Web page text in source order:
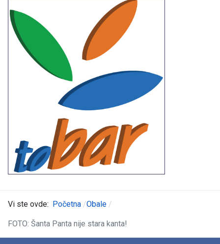
Vi ste ovde: Početna Obale
FOTO: Šanta Panta nije stara kanta!